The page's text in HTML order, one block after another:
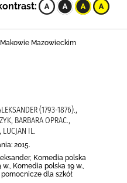
Mazowieckim
(1793-1876).,
BARBARA OPRAC.,
IL.
2015.
Komedia polska
w., Komedia polska 19 w.,
pomocnicze dla szkół